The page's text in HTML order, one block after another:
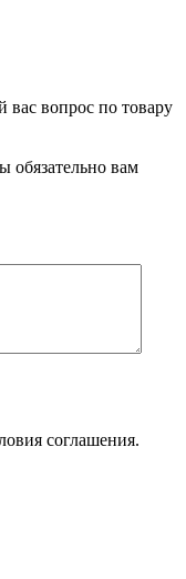
вопрос по товару
вам
соглашения.